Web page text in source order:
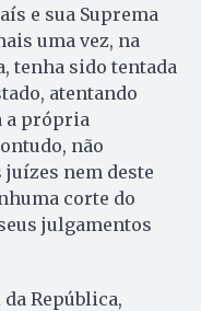
e sua Suprema
uma vez, na
tenha sido tentada
atentando
a própria
não
nem deste
corte do
julgamentos
República,